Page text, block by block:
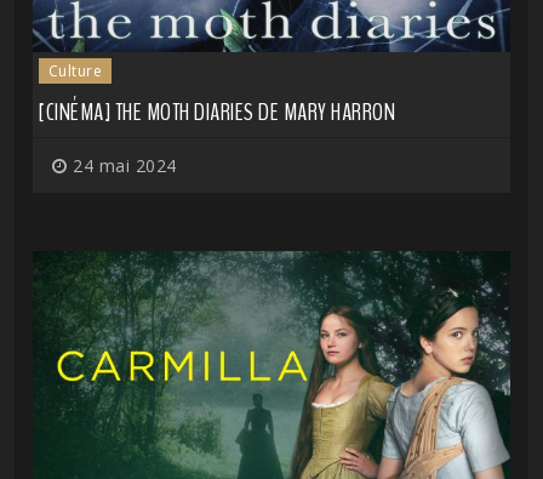
Culture
[CINÉMA] THE MOTH DIARIES DE MARY HARRON
24 mai 2024